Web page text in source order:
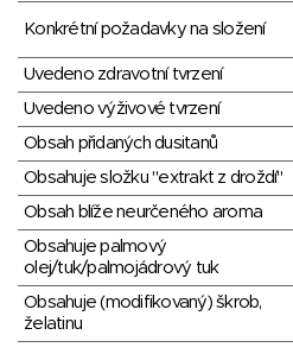
Konkrétní požadavky na složení
Uvedeno zdravotní tvrzení
Uvedeno výživové tvrzení
Obsah přidaných dusitanů
Obsahuje složku "extrakt z droždí"
Obsah blíže neurčeného aroma
Obsahuje palmový
olej/tuk/palmojádrový tuk
Obsahuje (modifikovaný) škrob,
želatinu